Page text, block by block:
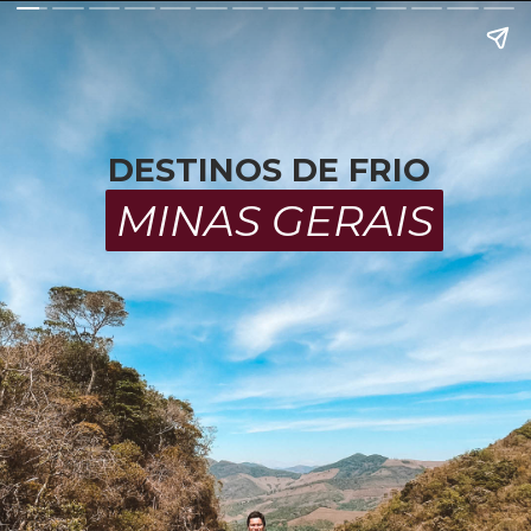
DESTINOS DE FRIO
MINAS GERAIS
MINAS GERAIS